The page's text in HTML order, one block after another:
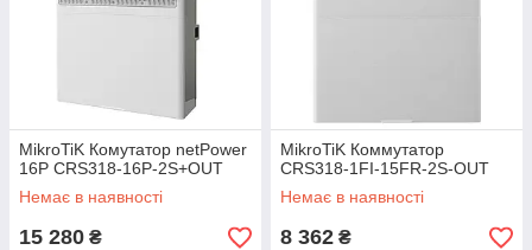
MikroTiK Комутатор netPower
16P CRS318-16P-2S+OUT
Немає в наявності
15 280 ₴
MikroTiK Коммутатор
CRS318-1FI-15FR-2S-OUT
Немає в наявності
8 362 ₴